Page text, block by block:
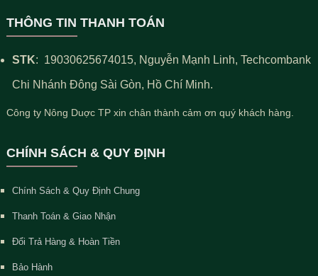
THÔNG TIN THANH TOÁN
STK: 19030625674015, Nguyễn Mạnh Linh, Techcombank
Chi Nhánh Đông Sài Gòn, Hồ Chí Minh.
Công ty Nông Duợc TP xin chân thành cảm ơn quý khách hàng.
CHÍNH SÁCH & QUY ĐỊNH
Chính Sách & Quy Định Chung
Thanh Toán & Giao Nhận
Đổi Trả Hàng & Hoàn Tiền
Bảo Hành